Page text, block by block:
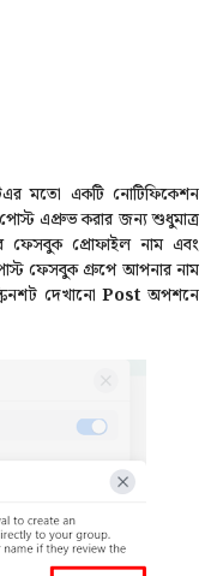
মতো একটি নোটিফিকেশন
এপ্রুভ করার জন্য শুধুমাত্র
ফেসবুক প্রোফাইল নাম এবং
ফেসবুক গ্রুপে আপনার নাম
দেখানোPost অপশনে